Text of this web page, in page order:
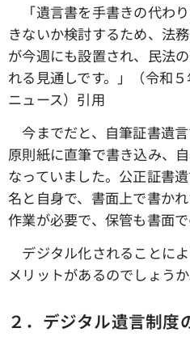
「遺言書を手書きの代わ
きないか検討するため、法
が今週にも設置され、民法
れる見通しです。」（令和
ニュース）引用
今までだと、自筆証書遺言
原則紙に直筆で書き込み、
なっていました。公正証書
名と自身で、書面上で書か
作業が必要で、保管も書面で
デジタル化されることに
メリットがあるのでしょうか
２．デジタル遺言制度